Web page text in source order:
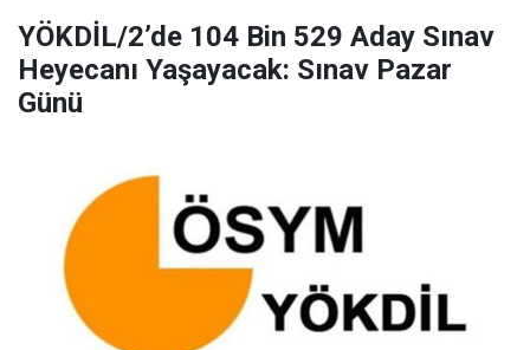
YÖKDİL/2’de 104 Bin 529 Aday Sınav
Heyecanı Yaşayacak: Sınav Pazar
Günü